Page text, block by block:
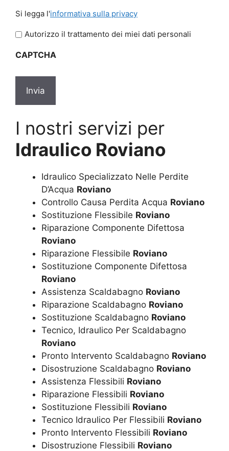
legga
l'informativa
privacy
Si legga l'informativa sulla privacy
Autorizzo il trattamento dei miei dati personali
CAPTCHA
I nostri servizi per
Idraulico Roviano
Idraulico Specializzato Nelle Perdite
D’Acqua Roviano
Controllo Causa Perdita Acqua Roviano
Sostituzione Flessibile Roviano
Riparazione Componente Difettosa
Roviano
Riparazione Flessibile Roviano
Sostituzione Componente Difettosa
Roviano
Assistenza Scaldabagno Roviano
Riparazione Scaldabagno Roviano
Sostituzione Scaldabagno Roviano
Tecnico, Idraulico Per Scaldabagno
Roviano
Pronto Intervento Scaldabagno Roviano
Disostruzione Scaldabagno Roviano
Assistenza Flessibili Roviano
Riparazione Flessibili Roviano
Sostituzione Flessibili Roviano
Tecnico Idraulico Per Flessibili Roviano
Pronto Intervento Flessibili Roviano
Disostruzione Flessibili Roviano